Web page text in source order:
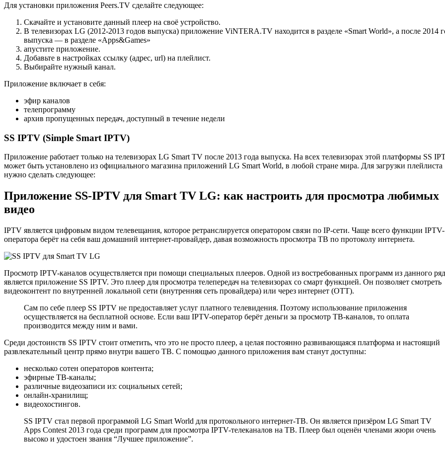
Для установки приложения Peers.TV сделайте следующее:
Скачайте и установите данный плеер на своё устройство.
В телевизорах LG (2012-2013 годов выпуска) приложение ViNTERA.TV находится в разделе «Smart World», а после 2014
выпуска — в разделе «Apps&Games»
апустите приложение.
Добавьте в настройках ссылку (адрес, url) на плейлист.
Выбирайте нужный канал.
Приложение включает в себя:
эфир каналов
телепрограмму
архив пропущенных передач, доступный в течение недели
SS IPTV (Simple Smart IPTV)
Приложение работает только на телевизорах LG Smart TV после 2013 года выпуска. На всех телевизорах этой платформы SS
может быть установлено из официального магазина приложений LG Smart World, в любой стране мира. Для загрузки плейлиста
нужно сделать следующее:
Приложение SS-IPTV для Smart TV LG: как настроить для просмотра любимых
видео
IPTV является цифровым видом телевещания, которое ретранслируется оператором связи по IP-сети. Чаще всего функции IPTV-
оператора берёт на себя ваш домашний интернет-провайдер, давая возможность просмотра TB по протоколу интернета.
Просмотр IPTV-каналов осуществляется при помощи специальных плееров. Одной из востребованных программ из данного
является приложение SS IPTV. Это плеер для просмотра телепередач на телевизорах со смарт функцией. Он позволяет смотреть
видеоконтент по внутренней локальной сети (внутренняя сеть провайдера) или через интернет (OTT).
Сам по себе плеер SS IPTV не предоставляет услуг платного телевидения. Поэтому использование приложения
осуществляется на бесплатной основе. Если ваш IPTV-оператор берёт деньги за просмотр ТВ-каналов, то оплата
производится между ним и вами.
Среди достоинств SS IPTV стоит отметить, что это не просто плеер, а целая постоянно развивающаяся платформа и настоящий
развлекательный центр прямо внутри вашего ТВ. С помощью данного приложения вам станут доступны:
несколько сотен операторов контента;
эфирные TB-каналы;
различные видеозаписи из: социальных сетей;
онлайн-хранилищ;
видеохостингов.
SS IPTV стал первой программой LG Smart World для протокольного интернет-TB. Он является призёром LG Smart TV
Apps Contest 2013 года среди программ для просмотра IPTV-телеканалов на TB. Плеер был оценён членами жюри очень
высоко и удостоен звания “Лучшее приложение”.